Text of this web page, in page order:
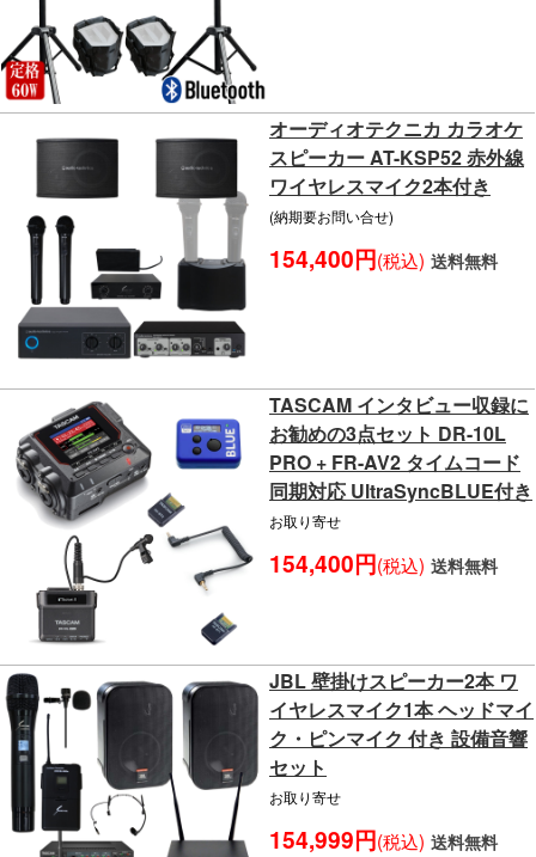
オーディオテクニカ カラオケ
スピーカー AT-KSP52 赤外線
ワイヤレスマイク2本付き
(納期要お問い合せ)
154,400円(税込) 送料無料
TASCAM インタビュー収録に
お勧めの3点セット DR-10L
PRO + FR-AV2 タイムコード
同期対応 UltraSyncBLUE付き
お取り寄せ
154,400円(税込) 送料無料
JBL 壁掛けスピーカー2本 ワ
イヤレスマイク1本 ヘッドマイ
ク・ピンマイク 付き 設備音響
セット
お取り寄せ
154,999円(税込) 送料無料